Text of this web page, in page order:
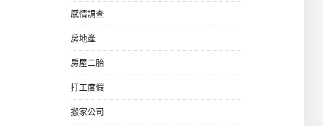
感情調查
房地產
房屋二胎
打工度假
搬家公司